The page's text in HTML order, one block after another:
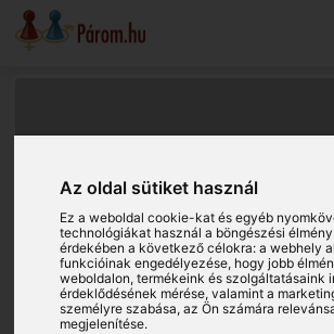
Az oldal sütiket használ
Ez a weboldal cookie-kat és egyéb
technológiákat használ a böngészési
érdekében a következő célokra:a webhely
funkcióinak engedélyezése, hogy jobb
weboldalon,termékeink és szolgáltatásaink
érdeklődésének mérése, valamint a
személyre szabása,az Ön számára
megjelenítése.